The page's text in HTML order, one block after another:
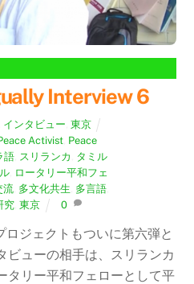
Interview 6
インタビュー 東京
Activist Peace
語 スリランカ タミル
, ロータリー平和フェ
流, 多文化共生 多言語,
究 ,東京 0
ジェクトもついに第六弾と
ビューの相手は、スリランカ
タリー平和フェローとして平